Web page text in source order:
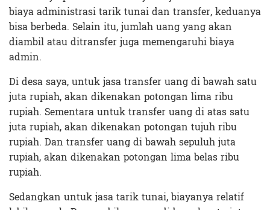
biaya administrasi tarik tunai dan transfer, keduanya
bisa berbeda. Selain itu, jumlah uang yang akan
diambil atau ditransfer juga memengaruhi biaya
admin.
Di desa saya, untuk jasa transfer uang di bawah satu
juta rupiah, akan dikenakan potongan lima ribu
rupiah. Sementara untuk transfer uang di atas satu
juta rupiah, akan dikenakan potongan tujuh ribu
rupiah. Dan transfer uang di bawah sepuluh juta
rupiah, akan dikenakan potongan lima belas ribu
rupiah.
Sedangkan untuk jasa tarik tunai, biayanya relatif